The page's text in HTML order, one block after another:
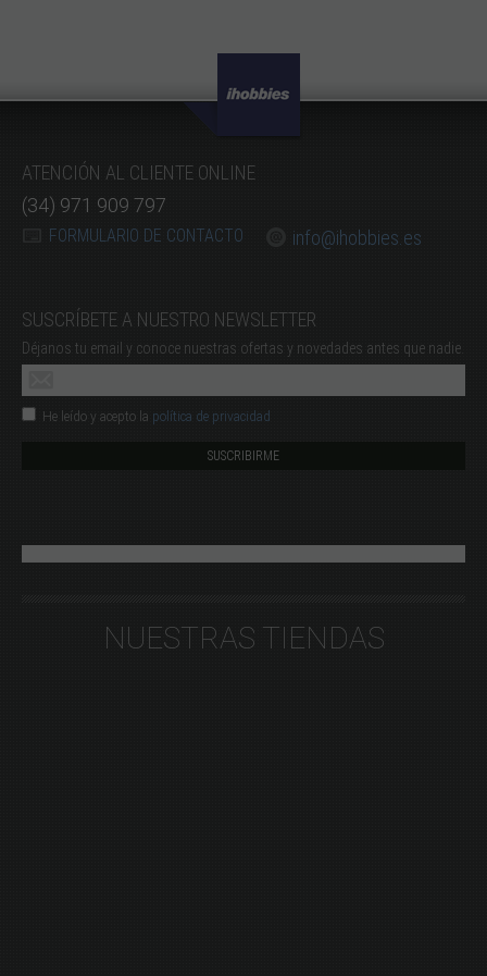
ATENCIÓN AL CLIENTE ONLINE
(34) 971 909 797
FORMULARIO DE CONTACTO info@ihobbies.es
SUSCRÍBETE A NUESTRO NEWSLETTER
Déjanos tu email y conoce nuestras ofertas y novedades antes que nadie.
He leído y acepto la política de privacidad
NUESTRAS TIENDAS